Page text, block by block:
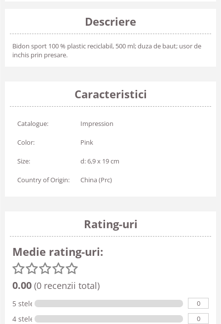
Descriere
Bidon sport 100 % plastic reciclabil, 500 ml; duza de baut; usor de
inchis prin presare.
Caracteristici
Catalogue: Impression
Color: Pink
Size: d: 6,9 x 19 cm
Country of Origin: China (Prc)
Rating-uri
Medie rating-uri:
0.00 (0 recenzii total)
5 stele 0
4 stele 0